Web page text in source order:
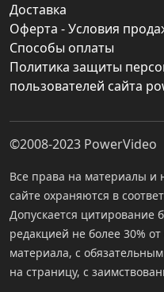
Доставка
Оферта - Условия
Способы оплаты
Политика защиты
пользователей сайта
©2008-2023 PowerVideo
Все права на материалы и
сайте охраняются в
Допускается цитирование
редакцией не более 30%
материала, с
на страницу, с